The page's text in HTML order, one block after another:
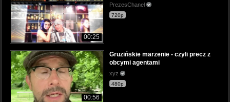
00:25
PrezesChanel
720p
00:56
Gruzińskie marzenie - czyli precz z
obcymi agentami
xyz
480p